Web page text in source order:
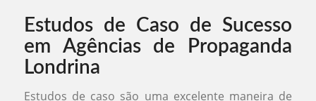
Estudos de Caso de Sucesso
em Agências de Propaganda
Londrina
Estudos de caso são uma excelente maneira de